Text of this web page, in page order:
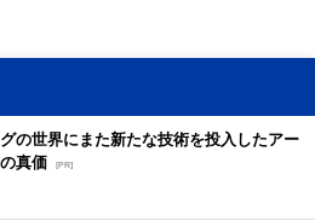
の世界にまた新たな技術を投入したアー
真価 [PR]